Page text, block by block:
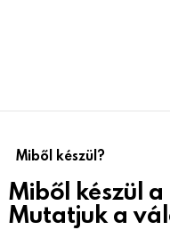
Miből készül?
Miből készül
Mutatjuk a